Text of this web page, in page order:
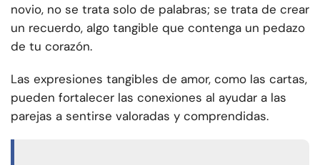
novio, no se trata solo de palabras; se trata de crear
un recuerdo, algo tangible que contenga un pedazo
de tu corazón.
Las expresiones tangibles de amor, como las cartas,
pueden fortalecer las conexiones al ayudar a las
parejas a sentirse valoradas y comprendidas.